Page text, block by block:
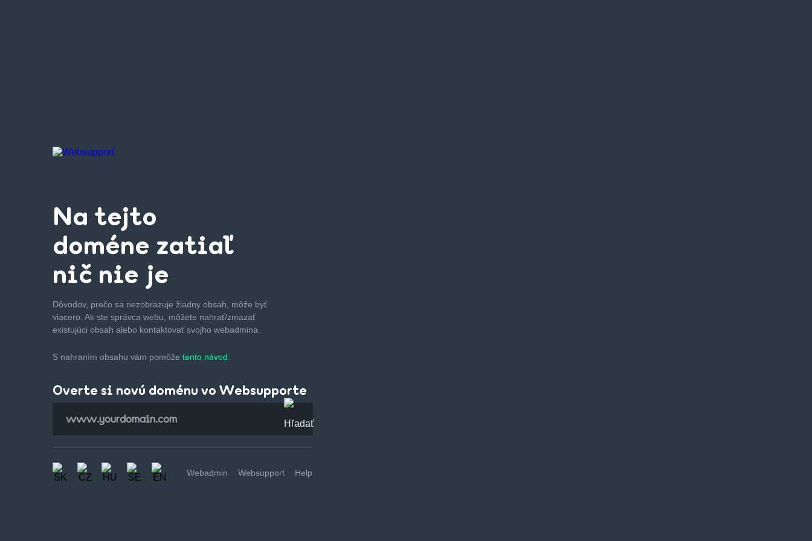
Na tejto
doméne zatiaľ
nič nie je
Dôvodov, prečo sa nezobrazuje žiadny obsah, môže byť
viacero. Ak ste správca webu, môžete nahrať/zmazať
existujúci obsah alebo kontaktovať svojho webadmina.
S nahraním obsahu vám pomôže tento návod.
Overte si novú doménu vo Websupporte
Webadmin Websupport Help